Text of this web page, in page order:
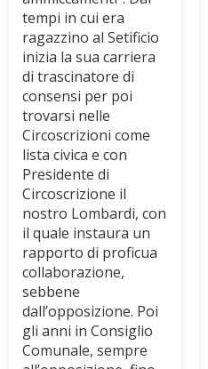
tempi in cui era
ragazzino al Setificio
inizia la sua carriera
di trascinatore di
consensi per poi
trovarsi nelle
Circoscrizioni come
lista civica e con
Presidente di
Circoscrizione il
nostro Lombardi, con
il quale instaura un
rapporto di proficua
collaborazione,
sebbene
dall’opposizione. Poi
gli anni in Consiglio
Comunale, sempre